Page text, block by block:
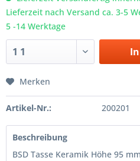
Lieferzeit nach Versand ca. 3-5
5 -14 Werktage
Merken
Artikel-Nr.: 200201
Beschreibung
BSD Tasse Keramik Höhe 95